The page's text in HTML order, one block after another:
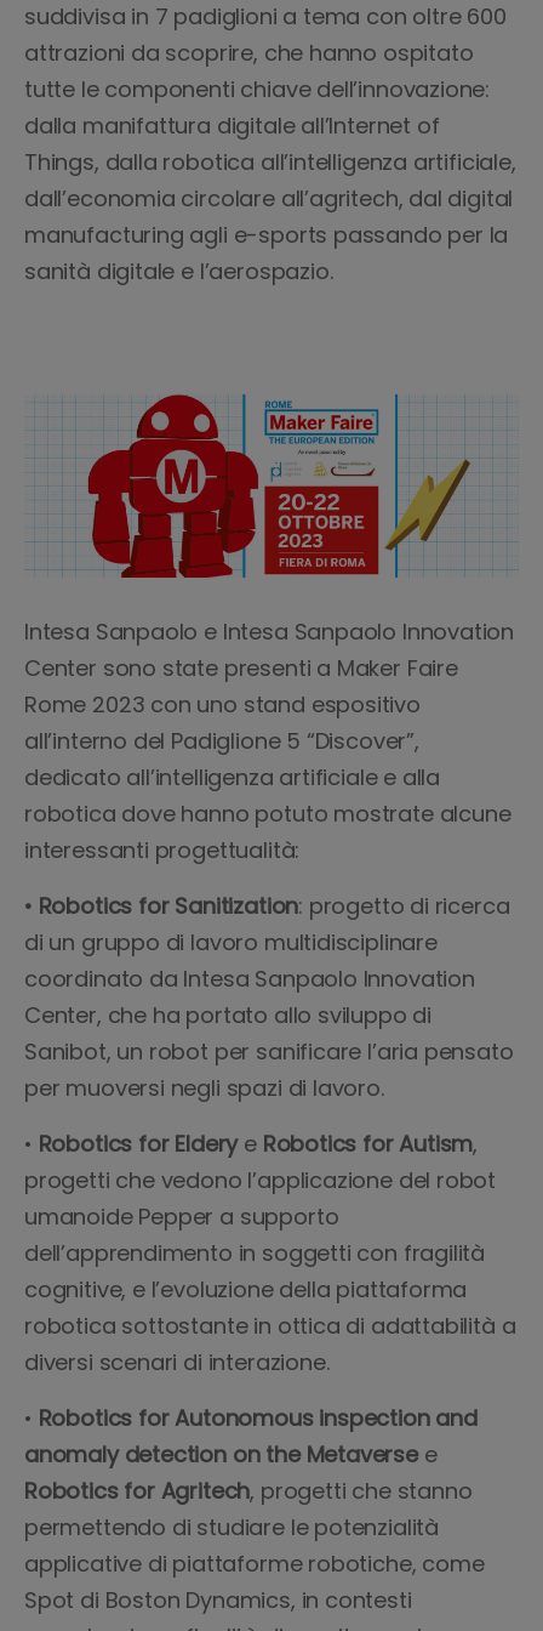
suddivisa in 7 padiglioni a tema con oltre 600
attrazioni da scoprire, che hanno ospitato
tutte le componenti chiave dell’innovazione:
dalla manifattura digitale all’Internet of
Things, dalla robotica all’intelligenza artificiale,
dall’economia circolare all’agritech, dal digital
manufacturing agli e-sports passando per la
sanità digitale e l’aerospazio.
Intesa Sanpaolo e Intesa Sanpaolo Innovation
Center sono state presenti a Maker Faire
Rome 2023 con uno stand espositivo
all’interno del Padiglione 5 “Discover”,
dedicato all’intelligenza artificiale e alla
robotica dove hanno potuto mostrate alcune
interessanti progettualità:
• Robotics for Sanitization: progetto di ricerca
di un gruppo di lavoro multidisciplinare
coordinato da Intesa Sanpaolo Innovation
Center, che ha portato allo sviluppo di
Sanibot, un robot per sanificare l’aria pensato
per muoversi negli spazi di lavoro.
• Robotics for Elderye Robotics for Autism,
progetti che vedono l’applicazione del robot
umanoide Pepper a supporto
dell’apprendimento in soggetti con fragilità
cognitive, e l’evoluzione della piattaforma
robotica sottostante in ottica di adattabilità a
diversi scenari di interazione.
• Robotics for Autonomous inspection and
anomaly detection on the Metaversee
Robotics for Agritech, progetti che stanno
permettendo di studiare le potenzialità
applicative di piattaforme robotiche, come
Spot di Boston Dynamics, in contesti